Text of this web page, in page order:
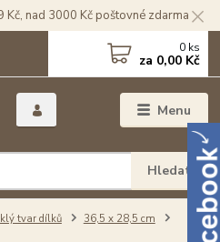
nad 3000 Kč poštovné zdarma
Menu
Hledat
0 ks
za 0,00 Kč
tvar dílků
36,5 x 28,5 cm